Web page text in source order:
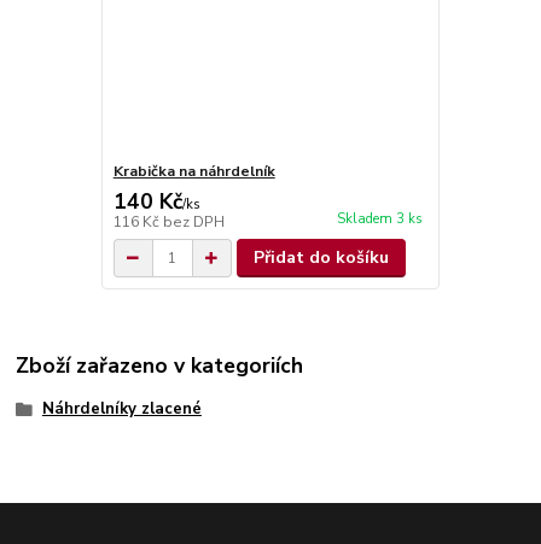
Krabička na náhrdelník
140 Kč/ks
116 Kč bez DPH Skladem 3 ks
Přidat do košíku
Zboží zařazeno v kategoriích
Náhrdelníky zlacené